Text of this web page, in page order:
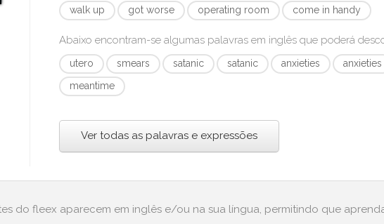
walk up
got worse operating room come in handy
Abaixo encontram-se algumas palavras em inglês que poderá
utero smears satanic satanic anxieties anxieties
meantime
Ver todas as palavras e expressões
do fleex aparecem em inglês e/ou na sua língua, permitindo que